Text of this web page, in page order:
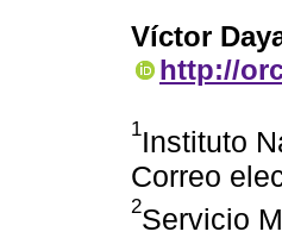
Víctor
http://
1Instituto
Correo
2Servicio